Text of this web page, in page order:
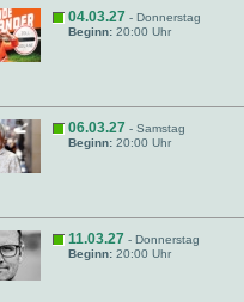
04.03.27 - Donnerstag
Beginn: 20:00 Uhr
06.03.27 - Samstag
Beginn: 20:00 Uhr
11.03.27 - Donnerstag
Beginn: 20:00 Uhr